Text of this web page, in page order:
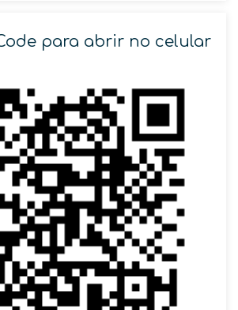
para abrir no celular